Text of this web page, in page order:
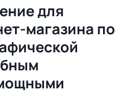
для
магазина по